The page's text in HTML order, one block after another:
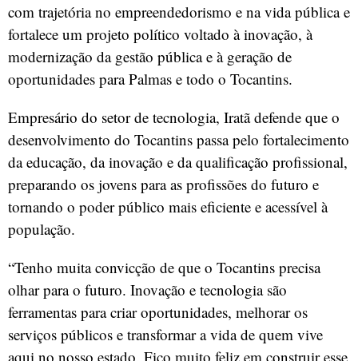
com trajetória no empreendedorismo e na vida pública e
fortalece um projeto político voltado à inovação, à
modernização da gestão pública e à geração de
oportunidades para Palmas e todo o Tocantins.
Empresário do setor de tecnologia, Iratã defende que o
desenvolvimento do Tocantins passa pelo fortalecimento
da educação, da inovação e da qualificação profissional,
preparando os jovens para as profissões do futuro e
tornando o poder público mais eficiente e acessível à
população.
“Tenho muita convicção de que o Tocantins precisa
olhar para o futuro. Inovação e tecnologia são
ferramentas para criar oportunidades, melhorar os
serviços públicos e transformar a vida de quem vive
aqui no nosso estado. Fico muito feliz em construir esse